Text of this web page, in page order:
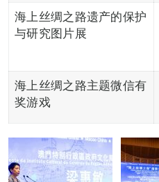
海上丝绸之路遗产的保护
与研究图片展
海上丝绸之路主题微信有
奖游戏